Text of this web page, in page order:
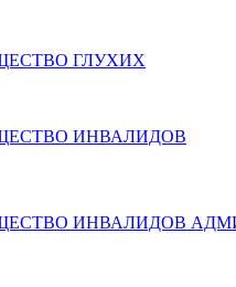
ГЛУХИХ
ИНВАЛИДОВ
ИНВАЛИДОВ